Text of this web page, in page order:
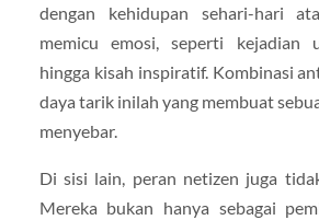
dengan kehidupan sehari-hari
memicu emosi, seperti kejadian
hingga kisah inspiratif. Kombinasi
daya tarik inilah yang membuat
menyebar.
Di sisi lain, peran netizen juga
Mereka bukan hanya sebagai